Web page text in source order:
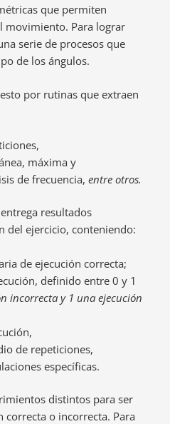
que permiten
movimiento. Para lograr
serie de procesos que
de los ángulos.
por rutinas que extraen
máxima y
de frecuencia, entre otros.
resultados
del ejercicio, conteniendo:
de ejecución correcta;
definido entre 0 y 1
incorrecta y 1 una ejecución
de repeticiones,
específicas.
distintos para ser
correcta o incorrecta. Para